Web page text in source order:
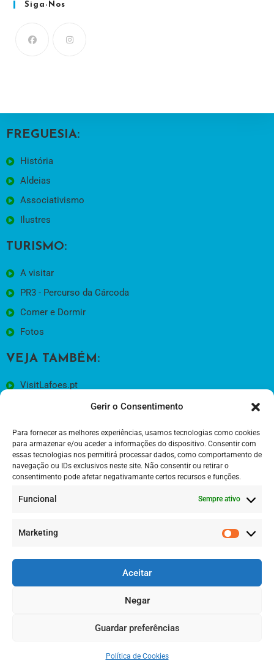
Gerir o Consentimento
Para fornecer as melhores experiências, usamos tecnologias como cookies
para armazenar e/ou aceder a informações do dispositivo. Consentir com
essas tecnologias nos permitirá processar dados, como comportamento de
navegação ou IDs exclusivos neste site. Não consentir ou retirar o
consentimento pode afetar negativamante certos recursos e funções.
Funcional Sempre ativo
Marketing
Aceitar
Negar
Guardar preferências
Política de Cookies
Siga-Nos
FREGUESIA:
História
Aldeias
Associativismo
Ilustres
TURISMO:
A visitar
PR3 - Percurso da Cárcoda
Comer e Dormir
Fotos
VEJA TAMBÉM:
VisitLafoes.pt
Município S. Pedro Sul
Centro Promoção Social
CONTACTOS:
Rua Fundo Aldeia, 14
Política de Privacidade Termos e Condições de Utilização